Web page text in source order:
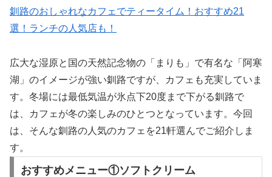
釧路のおしゃれなカフェでティータイム！おすすめ21
選！ランチの人気店も！
広大な湿原と国の天然記念物の「まりも」で有名な「阿寒
湖」のイメージが強い釧路ですが、カフェも充実していま
す。冬場には最低気温が氷点下20度まで下がる釧路で
は、カフェが冬の楽しみのひとつとなっています。今回
は、そんな釧路の人気のカフェを21軒選んでご紹介しま
す。
おすすめメニュー①ソフトクリーム